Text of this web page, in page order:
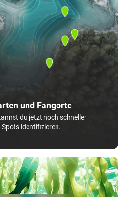
und Fangorte
du jetzt noch schneller
Spots identifizieren.